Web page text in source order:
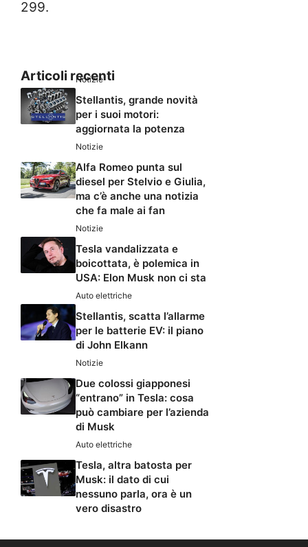
299.
Articoli recenti
Notizie
Stellantis, grande novità
per i suoi motori:
aggiornata la potenza
Notizie
Alfa Romeo punta sul
diesel per Stelvio e Giulia,
ma c’è anche una notizia
che fa male ai fan
Notizie
Tesla vandalizzata e
boicottata, è polemica in
USA: Elon Musk non ci sta
Auto elettriche
Stellantis, scatta l’allarme
per le batterie EV: il piano
di John Elkann
Notizie
Due colossi giapponesi
“entrano” in Tesla: cosa
può cambiare per l’azienda
di Musk
Auto elettriche
Tesla, altra batosta per
Musk: il dato di cui
nessuno parla, ora è un
vero disastro